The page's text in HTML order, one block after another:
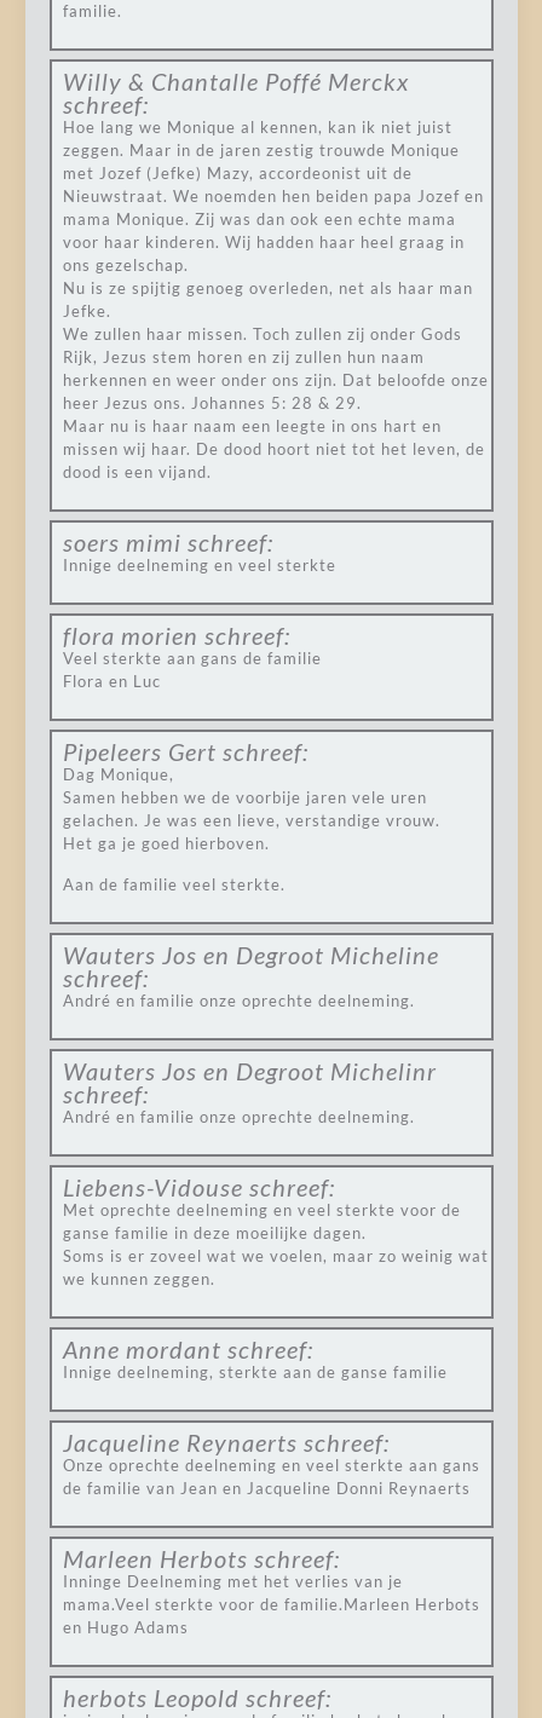
familie.
Willy & Chantalle Poffé Merckx
schreef:
Hoe lang we Monique al kennen, kan ik niet juist
zeggen. Maar in de jaren zestig trouwde Monique
met Jozef (Jefke) Mazy, accordeonist uit de
Nieuwstraat. We noemden hen beiden papa Jozef en
mama Monique. Zij was dan ook een echte mama
voor haar kinderen. Wij hadden haar heel graag in
ons gezelschap.
Nu is ze spijtig genoeg overleden, net als haar man
Jefke.
We zullen haar missen. Toch zullen zij onder Gods
Rijk, Jezus stem horen en zij zullen hun naam
herkennen en weer onder ons zijn. Dat beloofde onze
heer Jezus ons. Johannes 5: 28 & 29.
Maar nu is haar naam een leegte in ons hart en
missen wij haar. De dood hoort niet tot het leven, de
dood is een vijand.
soers mimi schreef:
Innige deelneming en veel sterkte
flora morien schreef:
Veel sterkte aan gans de familie
Flora en Luc
Pipeleers Gert schreef:
Dag Monique,
Samen hebben we de voorbije jaren vele uren
gelachen. Je was een lieve, verstandige vrouw.
Het ga je goed hierboven.
Aan de familie veel sterkte.
Wauters Jos en Degroot Micheline
schreef:
André en familie onze oprechte deelneming.
Wauters Jos en Degroot Michelinr
schreef:
André en familie onze oprechte deelneming.
Liebens-Vidouse schreef:
Met oprechte deelneming en veel sterkte voor de
ganse familie in deze moeilijke dagen.
Soms is er zoveel wat we voelen, maar zo weinig wat
we kunnen zeggen.
Anne mordant schreef:
Innige deelneming, sterkte aan de ganse familie
Jacqueline Reynaerts schreef:
Onze oprechte deelneming en veel sterkte aan gans
de familie van Jean en Jacqueline Donni Reynaerts
Marleen Herbots schreef:
Inninge Deelneming met het verlies van je
mama.Veel sterkte voor de familie.Marleen Herbots
en Hugo Adams
herbots Leopold schreef: